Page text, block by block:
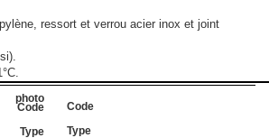
ressort et verrou acier inox et joint
Code
Type